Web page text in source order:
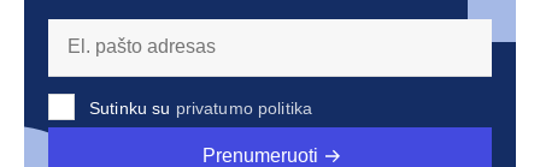
Sutinku su privatumo politika
Prenumeruoti